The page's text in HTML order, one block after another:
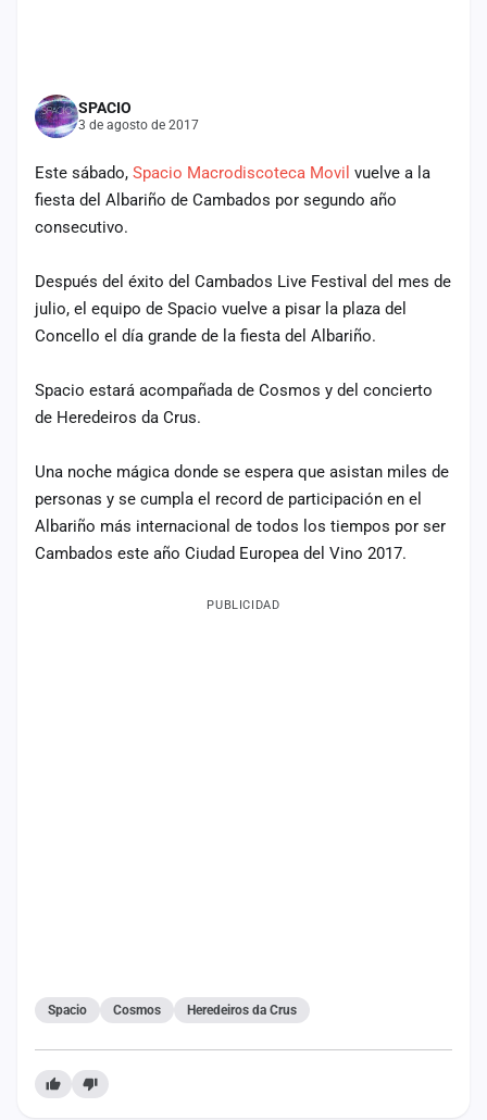
SPACIO
3 de agosto de 2017
Este sábado, Spacio Macrodiscoteca Movil vuelve a la
fiesta del Albariño de Cambados por segundo año
consecutivo.
Después del éxito del Cambados Live Festival del mes de
julio, el equipo de Spacio vuelve a pisar la plaza del
Concello el día grande de la fiesta del Albariño.
Spacio estará acompañada de Cosmos y del concierto
de Heredeiros da Crus.
Una noche mágica donde se espera que asistan miles de
personas y se cumpla el record de participación en el
Albariño más internacional de todos los tiempos por ser
Cambados este año Ciudad Europea del Vino 2017.
PUBLICIDAD
Spacio Cosmos Heredeiros da Crus
Contacto